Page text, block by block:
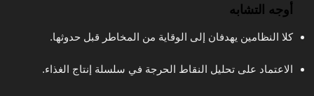
أوجه التشابه
كلا النظامين يهدفان إلى الوقاية من المخاطر قبل حدوثها.
الاعتماد على تحليل النقاط الحرجة في سلسلة إنتاج الغذاء.